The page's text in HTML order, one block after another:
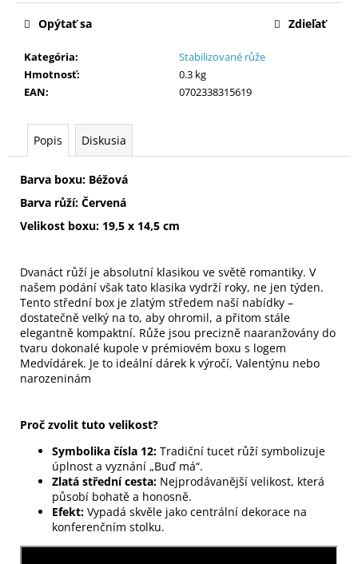
Kategória:
Stabilizované růže
Hmotnosť:
0.3 kg
EAN: 0702338315619
Opýtať sa Zdieľať
Popis Diskusia
Barva boxu: Béžová
Barva růží: Červená
Velikost boxu: 19,5 x 14,5 cm
Dvanáct růží je absolutní klasikou ve světě romantiky. V
našem podání však tato klasika vydrží roky, ne jen týden.
Tento střední box je zlatým středem naší nabídky –
dostatečně velký na to, aby ohromil, a přitom stále
elegantně kompaktní. Růže jsou precizně naaranžovány do
tvaru dokonalé kupole v prémiovém boxu s logem
Medvídárek. Je to ideální dárek k výročí, Valentýnu nebo
narozeninám
Proč zvolit tuto velikost?
Symbolika čísla 12: Tradiční tucet růží symbolizuje
úplnost a vyznání „Buď má“.
Zlatá střední cesta: Nejprodávanější velikost, která
působí bohatě a honosně.
Efekt: Vypadá skvěle jako centrální dekorace na
konferenčním stolku.